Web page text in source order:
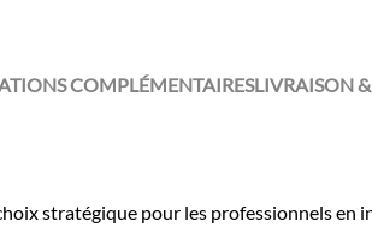
COMPLÉMENTAIRESLIVRAISON &
stratégique pour les professionnels en